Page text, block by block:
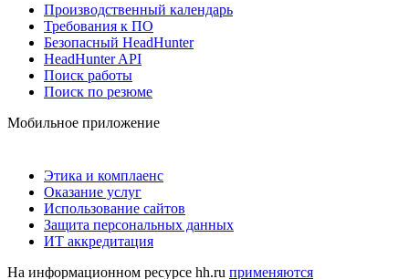
Производственный календарь
Требования к ПО
Безопасный HeadHunter
HeadHunter API
Поиск работы
Поиск по резюме
Мобильное приложение
Этика и комплаенс
Оказание услуг
Использование сайтов
Защита персональных данных
ИТ аккредитация
На информационном ресурсе hh.ru применяются